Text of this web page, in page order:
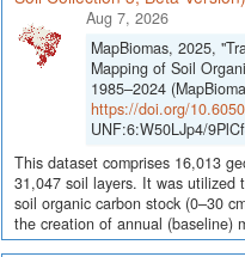
Aug 7, 2026
MapBiomas, 2025,
Mapping of Soil
1985–2024
https://doi.org/
UNF:6:W50LJp4/
This dataset comprises 16,013
31,047 soil layers. It was utilized
soil organic carbon stock (0–30
the creation of annual (baseline)